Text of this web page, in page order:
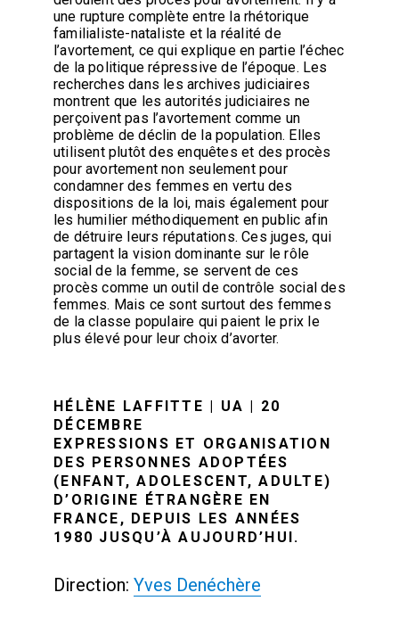
une rupture complète entre la rhétorique
familialiste-nataliste et la réalité de
l’avortement, ce qui explique en partie l’échec
de la politique répressive de l’époque. Les
recherches dans les archives judiciaires
montrent que les autorités judiciaires ne
perçoivent pas l’avortement comme un
problème de déclin de la population. Elles
utilisent plutôt des enquêtes et des procès
pour avortement non seulement pour
condamner des femmes en vertu des
dispositions de la loi, mais également pour
les humilier méthodiquement en public afin
de détruire leurs réputations. Ces juges, qui
partagent la vision dominante sur le rôle
social de la femme, se servent de ces
procès comme un outil de contrôle social des
femmes. Mais ce sont surtout des femmes
de la classe populaire qui paient le prix le
plus élevé pour leur choix d’avorter.
HÉLÈNE LAFFITTE | UA | 20
DÉCEMBRE
EXPRESSIONS ET ORGANISATION
DES PERSONNES ADOPTÉES
(ENFANT, ADOLESCENT, ADULTE)
D’ORIGINE ÉTRANGÈRE EN
FRANCE, DEPUIS LES ANNÉES
1980 JUSQU’À AUJOURD’HUI.
Direction: Yves Denéchère